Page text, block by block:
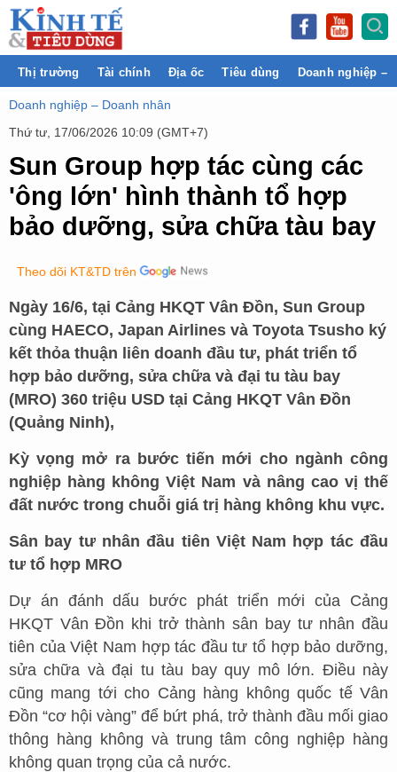
Thị trường Tài chính Địa ốc Tiêu dùng Doanh nghiệp –
Doanh nghiệp – Doanh nhân
Thứ tư, 17/06/2026 10:09 (GMT+7)
Sun Group hợp tác cùng các
'ông lớn' hình thành tổ hợp
bảo dưỡng, sửa chữa tàu bay
Theo dõi KT&TD trên
Ngày 16/6, tại Cảng HKQT Vân Đồn, Sun Group
cùng HAECO, Japan Airlines và Toyota Tsusho ký
kết thỏa thuận liên doanh đầu tư, phát triển tổ
hợp bảo dưỡng, sửa chữa và đại tu tàu bay
(MRO) 360 triệu USD tại Cảng HKQT Vân Đồn
(Quảng Ninh),
Kỳ vọng mở ra bước tiến mới cho ngành công
nghiệp hàng không Việt Nam và nâng cao vị thế
đất nước trong chuỗi giá trị hàng không khu vực.
Sân bay tư nhân đầu tiên Việt Nam hợp tác đầu
tư tổ hợp MRO
Dự án đánh dấu bước phát triển mới của Cảng
HKQT Vân Đồn khi trở thành sân bay tư nhân đầu
tiên của Việt Nam hợp tác đầu tư tổ hợp bảo dưỡng,
sửa chữa và đại tu tàu bay quy mô lớn. Điều này
cũng mang tới cho Cảng hàng không quốc tế Vân
Đồn “cơ hội vàng” để bứt phá, trở thành đầu mối giao
thông hàng không và trung tâm công nghiệp hàng
không quan trọng của cả nước.